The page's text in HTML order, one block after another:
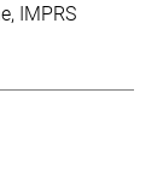
IMPRS